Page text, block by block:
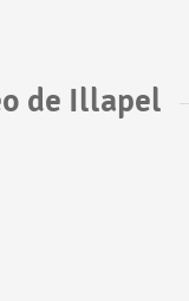
de Illapel